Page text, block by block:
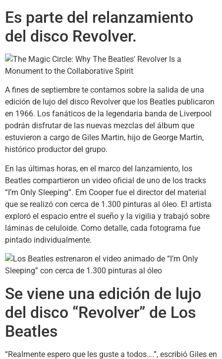
Es parte del relanzamiento
del disco Revolver.
A fines de septiembre te contamos sobre la salida de una
edición de lujo del disco Revolver que los Beatles publicaron
en 1966. Los fanáticos de la legendaria banda de Liverpool
podrán disfrutar de las nuevas mezclas del álbum que
estuvieron a cargo de Giles Martin, hijo de George Martin,
histórico productor del grupo.
En las últimas horas, en el marco del lanzamiento, los
Beatles compartieron un video oficial de uno de los tracks
“I’m Only Sleeping”. Em Cooper fue el director del material
que se realizó con cerca de 1.300 pinturas al óleo. El artista
exploró el espacio entre el sueño y la vigilia y trabajó sobre
láminas de celuloide. Como detalle, cada fotograma fue
pintado individualmente.
Se viene una edición de lujo
del disco “Revolver” de Los
Beatles
“Realmente espero que les guste a todos….”, escribió Giles en